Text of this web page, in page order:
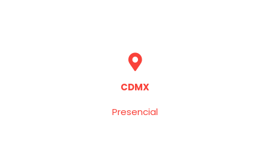
CDMX
Presencial